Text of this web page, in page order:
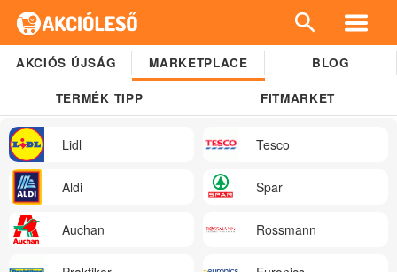
AKCIÓS ÚJSÁG MARKETPLACE BLOG
TERMÉK TIPP FITMARKET
Lidl Tesco
Aldi Spar
Auchan Rossmann